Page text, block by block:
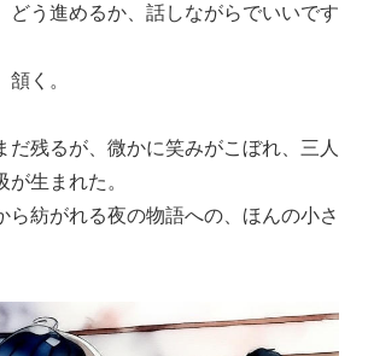
う進めるか、話しながらでいいです
く。
残るが、微かに笑みがこぼれ、三人
生まれた。
紡がれる夜の物語への、ほんの小さ